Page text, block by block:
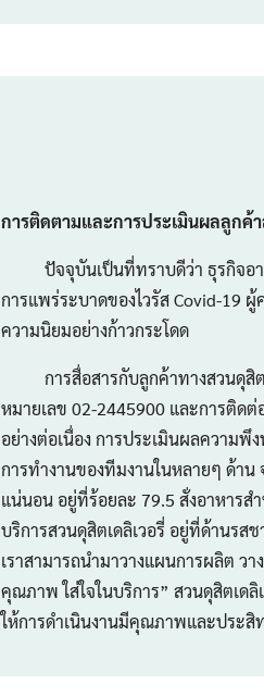
การติดตามและการประเมินผลลูกค้
ปัจจุบันเป็นที่ทราบดีว่า ธุรกิจอาหา
การแพร่ระบาดของไวรัส Covid-19
ความนิยมอย่างก้าวกระโดด
การสื่อสารกับลูกค้าทางสวนดุสิต เ
หมายเลข 02-2445900 และการติด
อย่างต่อเนื่อง การประเมินผลความพึ
การทำงานของทีมงานในหลายๆ ด้า
แน่นอน อยู่ที่ร้อยละ 79.5 สั่งอาหารส
บริการสวนดุสิตเดลิเวอรี่ อยู่ที่ด้านรส
เราสามารถนำมาวางแผนการผลิต
คุณภาพ ใส่ใจในบริการ” สวนดุสิตเ
ให้การดำเนินงานมีคุณภาพและประ